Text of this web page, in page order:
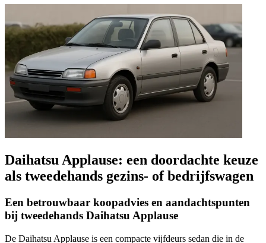
Daihatsu Applause: een doordachte keuze
als tweedehands gezins- of bedrijfswagen
Een betrouwbaar koopadvies en aandachtspunten
bij tweedehands Daihatsu Applause
De Daihatsu Applause is een compacte vijfdeurs sedan die in de